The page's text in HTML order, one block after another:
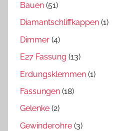
Bauen (51)
Diamantschliffkappen (1)
Dimmer (4)
E27 Fassung (13)
Erdungsklemmen (1)
Fassungen (18)
Gelenke (2)
Gewinderohre (3)